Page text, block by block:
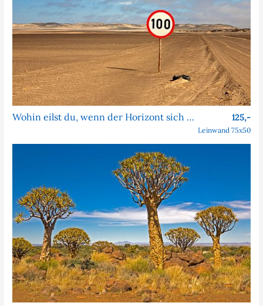
Wohin eilst du, wenn der Horizont sich nie nähert? 125,-
Leinwand 75x50